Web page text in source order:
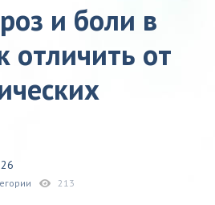
и боли в
отличить от
213